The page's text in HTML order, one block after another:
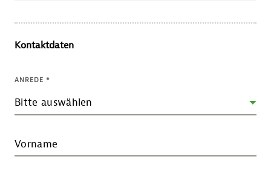
Kontaktdaten
ANREDE *
Vorname